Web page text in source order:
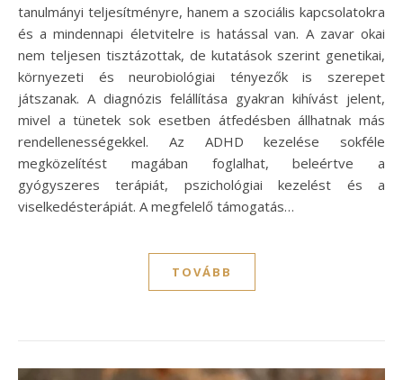
tanulmányi teljesítményre, hanem a szociális kapcsolatokra
és a mindennapi életvitelre is hatással van. A zavar okai
nem teljesen tisztázottak, de kutatások szerint genetikai,
környezeti és neurobiológiai tényezők is szerepet
játszanak. A diagnózis felállítása gyakran kihívást jelent,
mivel a tünetek sok esetben átfedésben állhatnak más
rendellenességekkel. Az ADHD kezelése sokféle
megközelítést magában foglalhat, beleértve a
gyógyszeres terápiát, pszichológiai kezelést és a
viselkedésterápiát. A megfelelő támogatás…
TOVÁBB